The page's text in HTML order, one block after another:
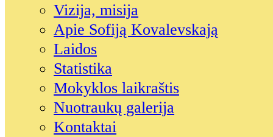
Vizija, misija
Apie Sofiją Kovalevskają
Laidos
Statistika
Mokyklos laikraštis
Nuotraukų galerija
Kontaktai